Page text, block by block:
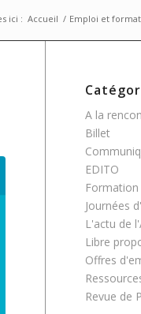
ici : Accueil / Emploi et
A la
Billet
EDITO
Formation
Journées
L'actu de
Libre
Offres
Revue de